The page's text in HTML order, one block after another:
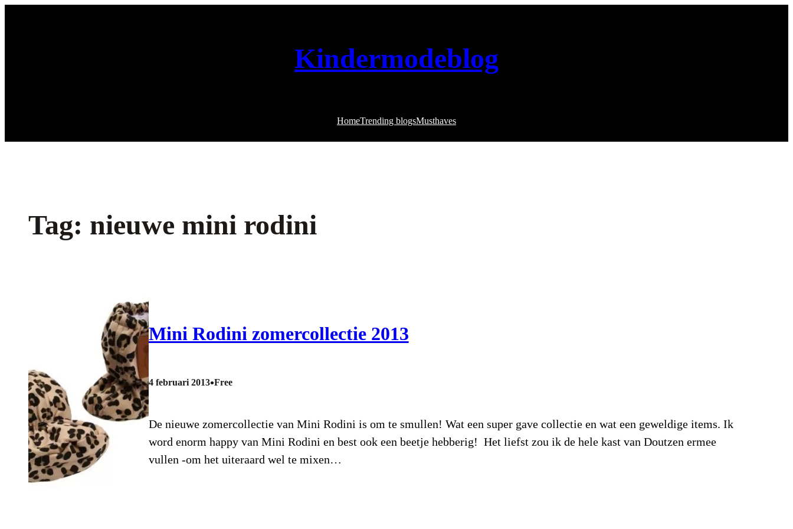
Kindermodeblog
HomeTrending blogsMusthaves
Tag: nieuwe mini rodini
Mini Rodini zomercollectie 2013
4 februari 2013•Free
De nieuwe zomercollectie van Mini Rodini is om te smullen! Wat een super gave collectie en wat een geweldige items. Ik
word enorm happy van Mini Rodini en best ook een beetje hebberig! Het liefst zou ik de hele kast van Doutzen ermee
vullen -om het uiteraard wel te mixen…